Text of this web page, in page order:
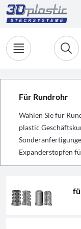
Für Rundrohr
Wählen Sie für
plastic
Expanderstopfen